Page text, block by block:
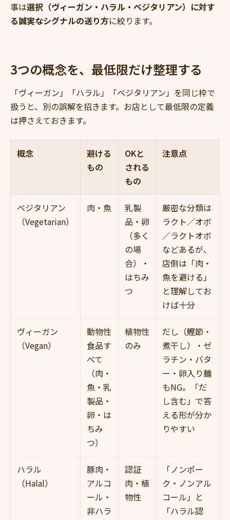
事は選択（ヴィーガン・ハラル・ベジタリアン）に対す
る誠実なシグナルの送り方に絞ります。
3つの概念を、最低限だけ整理する
「ヴィーガン」「ハラル」「ベジタリアン」を同じ枠で
扱うと、別の誤解を招きます。お店として最低限の定義
は押さえておきます。
概念
避ける
もの
OKと
される
もの
注意点
ベジタリアン
（Vegetarian）
肉・魚
乳製
品・卵
（多く
の場
合）・
はちみ
つ
厳密な分類は
ラクト／オボ
／ラクトオボ
などあるが、
店側は「肉・
魚を避ける」
と理解してお
けば十分
ヴィーガン
（Vegan）
動物性
食品す
べて
（肉・
魚・乳
製品・
卵・は
ちみ
つ）
植物性
のみ
だし（鰹節・
煮干し）・ゼ
ラチン・バタ
ー・卵入り麺
もNG。「だ
し含む」で答
える形が分か
りやすい
ハラル
（Halal）
豚肉・
アルコ
ール・
非ハラ
認証
肉・植
物性
「ノンポー
ク・ノンアル
コール」と
「ハラル認